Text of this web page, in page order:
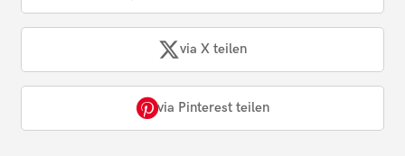
via X teilen
via Pinterest teilen